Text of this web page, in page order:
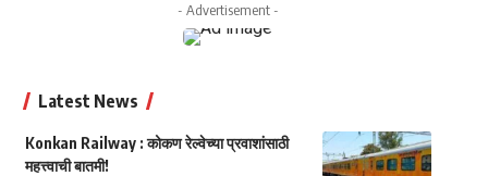
- Advertisement -
Latest News
Konkan Railway : कोकण रेल्वेच्या प्रवाशांसाठी
महत्त्वाची बातमी!